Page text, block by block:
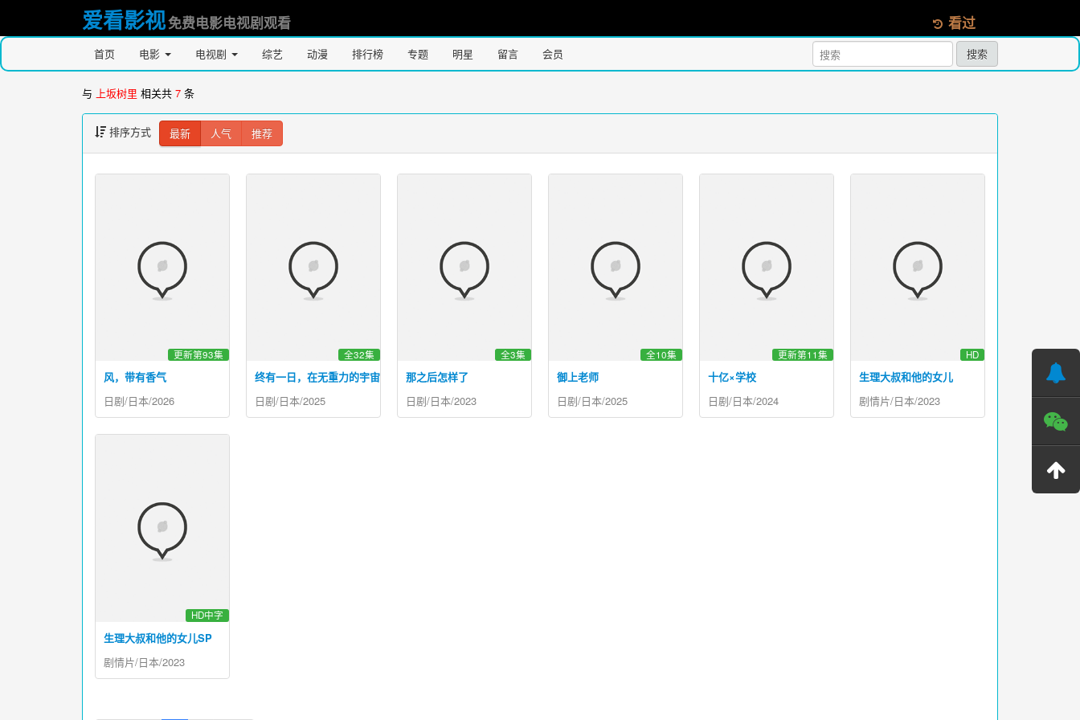
爱看影视免费电影电视剧观看 看过
首页 电影 电视剧 综艺 动漫 排行榜 专题 明星 留言 会员 搜索
与 上坂树里 相关共 7 条
排序方式 最新 人气 推荐
风，带有香气
更新第93集
日剧/日本/2026
终有一日，在无重力的宇宙中
全32集
日剧/日本/2025
那之后怎样了
全3集
日剧/日本/2023
御上老师
全10集
日剧/日本/2025
十亿×学校
更新第11集
日剧/日本/2024
生理大叔和他的女儿
HD
剧情片/日本/2023
生理大叔和他的女儿SP
HD中字
剧情片/日本/2023